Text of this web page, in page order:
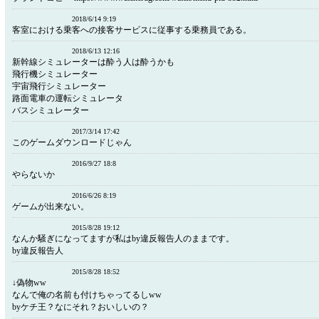
2018/6/14 9:19
客室における乗客への接客サービスに従事する乗務員である。
2018/6/13 12:16
新幹線シミュレーターは酔う人は酔うかも
飛行機シミュレーター
宇宙飛行シミュレーター
路面電車の運転シミュレータ
バスシミュレーター
2017/3/14 17:42
このゲームダウンロードじゃん
2016/9/27 18:8
やらないか
2016/6/26 8:19
ゲームが出来ない。
2015/8/28 19:12
なんか騒ぎになってますが私はby違反報告人のままです。
by違反報告人
2015/8/28 18:52
↓偽物ww
なんで俺の名前も付けちゃってるしww
byケチ王？なにそれ？おいしいの？